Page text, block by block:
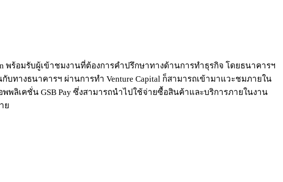
พร้อมรับผู้เข้าชมงานที่ต้องการคำปรึกษาทางด้านการทำธุรกิจ โดยธนาคารฯ
ทางธนาคารฯ ผ่านการทำ Venture Capital ก็สามารถเข้ามาแวะชมภายใน
ลิเคชั่น GSB Pay ซึ่งสามารถนำไปใช้จ่ายซื้อสินค้าและบริการภายในงาน
ย